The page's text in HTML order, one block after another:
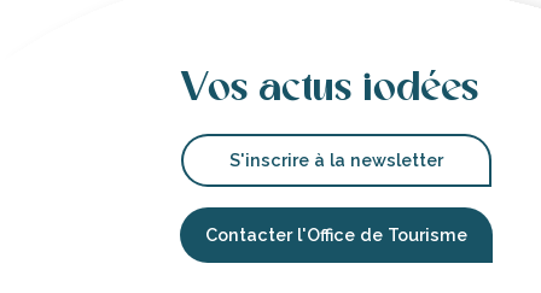
Vos actus iodées
S'inscrire à la newsletter
Contacter l'Office de Tourisme